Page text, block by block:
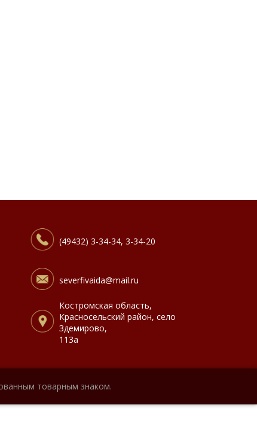
(49432) 3-34-34, 3-34-20
severfivaida@mail.ru
Костромская область,
Красносельский район, село
Здемирово,
113а
товарным знаком.